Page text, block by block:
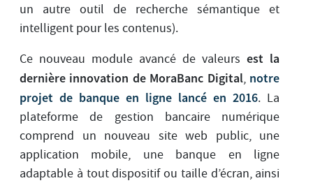
un autre outil de recherche sémantique et
intelligent pour les contenus).
Ce nouveau module avancé de valeursest la
dernière innovation de MoraBanc Digital, notre
projet de banque en ligne lancé en 2016. La
plateforme de gestion bancaire numérique
comprend un nouveau site web public, une
application mobile, une banque en ligne
adaptable à tout dispositif ou taille d’écran, ainsi